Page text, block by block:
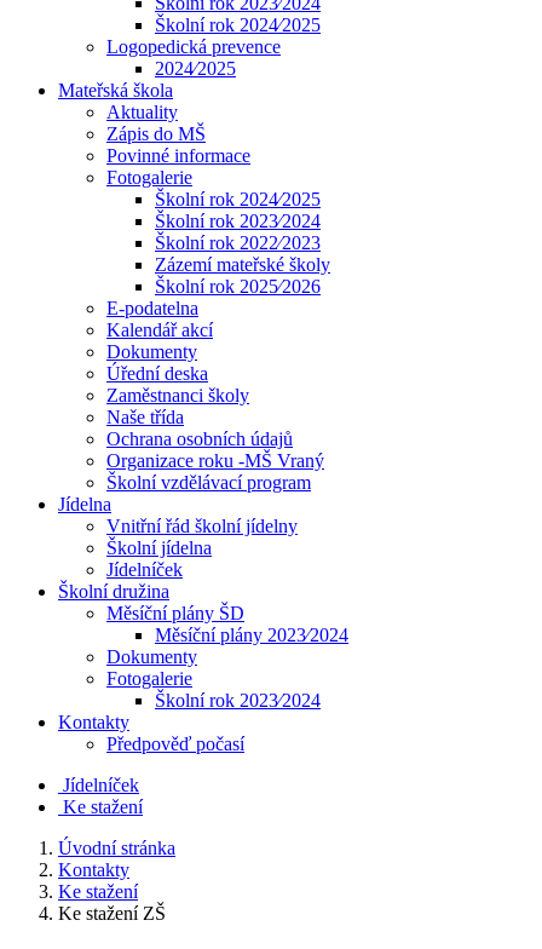
Školní rok 2024⁄2025
Logopedická prevence
2024⁄2025
Mateřská škola
Aktuality
Zápis do MŠ
Povinné informace
Fotogalerie
Školní rok 2024⁄2025
Školní rok 2023⁄2024
Školní rok 2022⁄2023
Zázemí mateřské školy
Školní rok 2025⁄2026
E-podatelna
Kalendář akcí
Dokumenty
Úřední deska
Zaměstnanci školy
Naše třída
Ochrana osobních údajů
Organizace roku -MŠ Vraný
Školní vzdělávací program
Jídelna
Vnitřní řád školní jídelny
Školní jídelna
Jídelníček
Školní družina
Měsíční plány ŠD
Měsíční plány 2023⁄2024
Dokumenty
Fotogalerie
Školní rok 2023⁄2024
Kontakty
Předpověď počasí
Jídelníček
Ke stažení
Úvodní stránka
Kontakty
Ke stažení
Ke stažení ZŠ